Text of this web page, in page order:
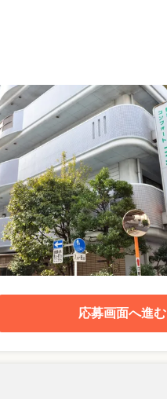
応募画面へ進む